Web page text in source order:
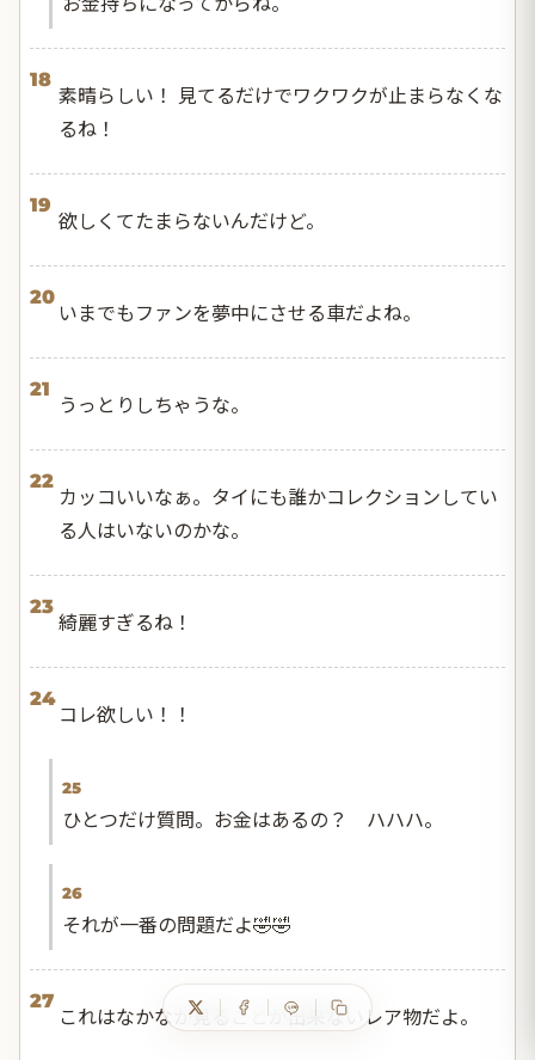
18
素晴らしい！ 見てるだけでワクワクが止まらなくな
るね！
19
欲しくてたまらないんだけど。
20
いまでもファンを夢中にさせる車だよね。
21
うっとりしちゃうな。
22
カッコいいなぁ。タイにも誰かコレクションしてい
る人はいないのかな。
23
綺麗すぎるね！
24
コレ欲しい！！
25
ひとつだけ質問。お金はあるの？ ハハハ。
26
それが一番の問題だよ🤣🤣
27
これはなかなか見ることが出来ないレア物だよ。